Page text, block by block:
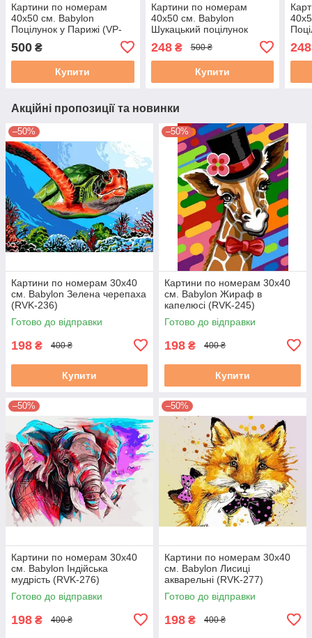
Картини по номерам
40х50 см. Babylon
Поцілунок у Парижі (VP-
500 ₴
Купити
Картини по номерам
40х50 см. Babylon
Шукацький поцілунок
Художник Дімітра Мілан
(RVP-968)
248₴ 500 ₴
Купити
248
Акційні пропозиції та новинки
–50%
Картини по номерам 30х40
см. Babylon Зелена черепаха
(RVK-236)
Готово до відправки
198 ₴ 400 ₴
Купити
–50%
Картини по номерам 30х40
см. Babylon Жираф в
капелюсі (RVK-245)
Готово до відправки
198 ₴ 400 ₴
Купити
–50%
Картини по номерам 30х40
см. Babylon Індійська
мудрість (RVK-276)
Готово до відправки
198 ₴ 400 ₴
–50%
Картини по номерам 30х40
см. Babylon Лисиці
акварельні (RVK-277)
Готово до відправки
198 ₴ 400 ₴